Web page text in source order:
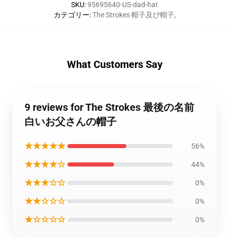
SKU:95695640-US-dad-hat
カテゴリー:The Strokes 帽子及び帽子,
What Customers Say
9 reviews for The Strokes 最後の名前
白いお父さんの帽子
★★★★★ 56%
★★★★☆ 44%
★★★☆☆ 0%
★★☆☆☆ 0%
★☆☆☆☆ 0%